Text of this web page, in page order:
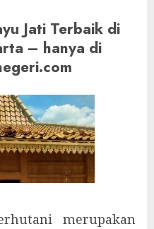
Jati Terbaik di
– hanya di
merupakan